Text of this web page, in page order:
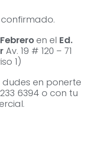
en el Ed.
Av. 19 # 120 – 71
1)
en ponerte
6394 o con tu